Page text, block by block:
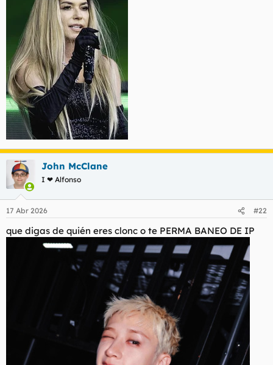
John McClane
I ❤ Alfonso
17 Abr 2026 #22
que digas de quién eres clonc o te PERMA BANEO DE IP